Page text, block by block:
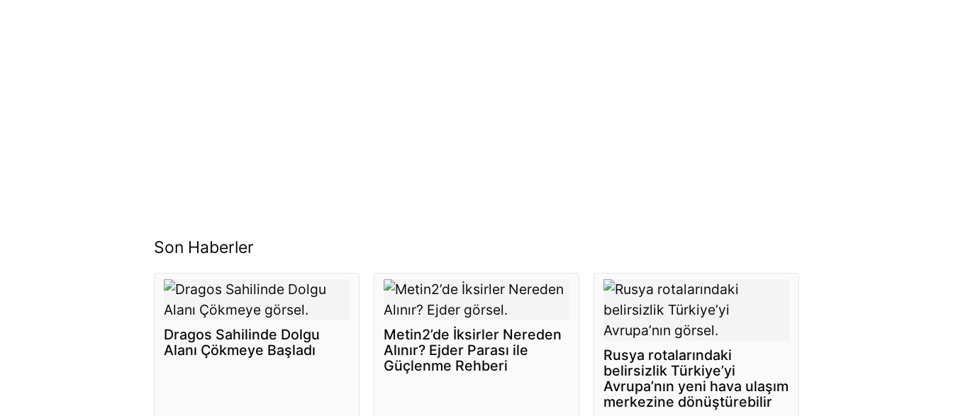
Son Haberler
Dragos Sahilinde Dolgu
Alanı Çökmeye Başladı
Metin2’de İksirler Nereden
Alınır? Ejder Parası ile
Güçlenme Rehberi
Rusya rotalarındaki
belirsizlik Türkiye’yi
Avrupa’nın yeni hava ulaşım
merkezine dönüştürebilir